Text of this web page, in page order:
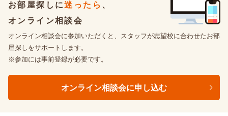
お部屋探しに迷 っ た ら 、
オンライン相談会
オンライン相談会に参加いただくと、スタッフが志望校に合わせたお部
屋探しをサポートします。
※参加には事前登録が必要です。
オンライン相談会に申し込む